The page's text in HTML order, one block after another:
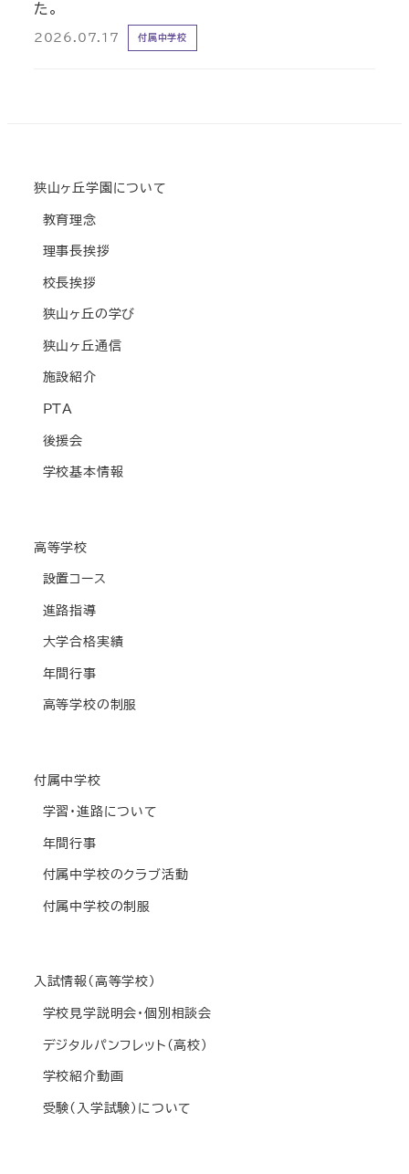
た。
2026.07.17 付属中学校
狭山ヶ丘学園について
教育理念
理事長挨拶
校長挨拶
狭山ヶ丘の学び
狭山ヶ丘通信
施設紹介
PTA
後援会
学校基本情報
高等学校
設置コース
進路指導
大学合格実績
年間行事
高等学校の制服
付属中学校
学習・進路について
年間行事
付属中学校のクラブ活動
付属中学校の制服
入試情報(高等学校)
学校見学説明会・個別相談会
デジタルパンフレット(高校)
学校紹介動画
受験(入学試験)について